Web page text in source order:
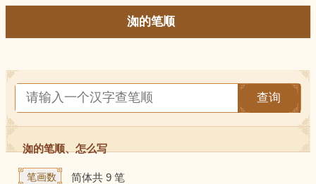
洳的笔顺
查询
洳的笔顺、怎么写
笔画数 简体共 9 笔